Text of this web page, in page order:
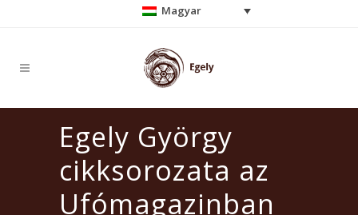
Magyar
Egely György
cikksorozata az
Ufómagazinban